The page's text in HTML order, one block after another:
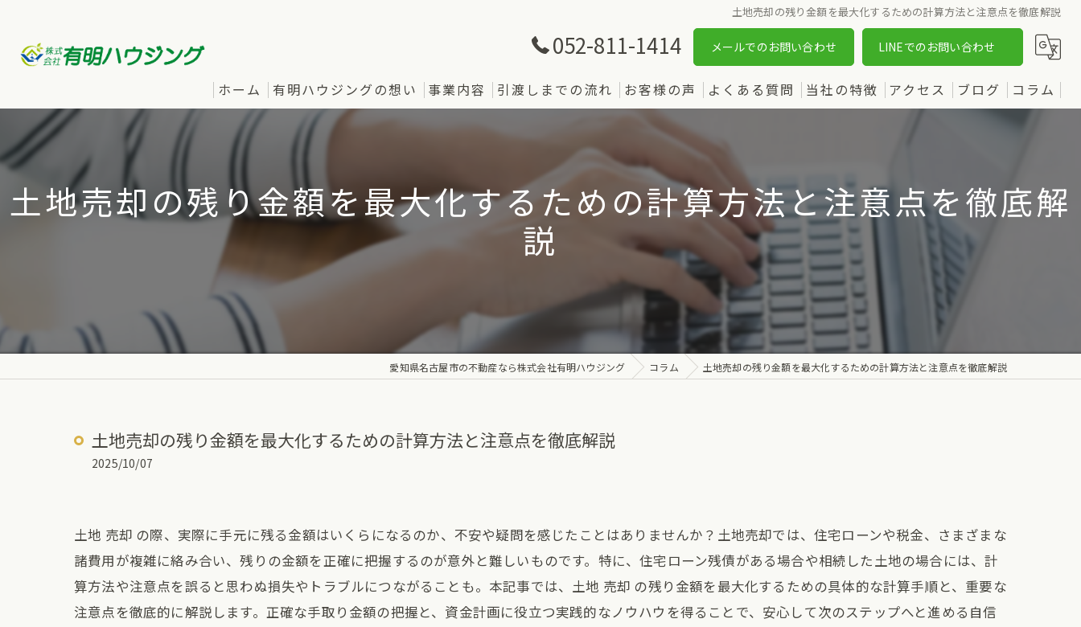
土地売却の残り金額を最大化するための計算方法と注意点を徹底解説
052-811-1414 メールでのお問い合わせ LINEでのお問い合わせ
ホーム 有明ハウジングの想い 事業内容 引渡しまでの流れ お客様の声 よくある質問 当社の特徴
土地
新築
中古
アクセス ブログ コラム
土地売却の残り金額を最大化するための計算方法と注意点を徹底解
説
愛知県名古屋市の不動産なら株式会社有明ハウジング コラム 土地売却の残り金額を最大化するための計算方法と注意点を徹底解説
土地売却の残り金額を最大化するための計算方法と注意点を徹底解説
2025/10/07
土地 売却 の際、実際に手元に残る金額はいくらになるのか、不安や疑問を感じたことはありませんか？土地売却では、住宅ローンや税金、さまざまな
諸費用が複雑に絡み合い、残りの金額を正確に把握するのが意外と難しいものです。特に、住宅ローン残債がある場合や相続した土地の場合には、計
算方法や注意点を誤ると思わぬ損失やトラブルにつながることも。本記事では、土地 売却 の残り金額を最大化するための具体的な計算手順と、重要な
注意点を徹底的に解説します。正確な手取り金額の把握と、資金計画に役立つ実践的なノウハウを得ることで、安心して次のステップへと進める自信